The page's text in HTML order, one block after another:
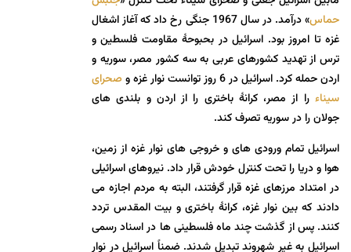
حماس
» درآمد. در سال 1967 جنگی رخ داد که آغاز اشغال
غزه تا امروز بود. اسرائیل در بحبوحۀ مقاومت فلسطین و
ترس از تهدید کشورهای عربی به سه کشور مصر، سوریه و
اردن حمله کرد. اسرائیل در 6 روز توانست نوار غزه و
صحرای
سیناء را از مصر، کرانۀ باختری را از اردن و بلندی های
جولان را در سوریه تصرف کند.
اسرائیل تمام ورودی های و خروجی های نوار غزه از زمین،
هوا و دریا را تحت کنترل خودش قرار داد. نیروهای اسرائیلی
در امتداد مرزهای غزه قرار گرفتند، البته به مردم اجازه می
دادند که بین نوار غزه، کرانۀ باختری و بیت المقدس تردد
کنند. پس از گذشت چند ماه فلسطینی ها در اسناد رسمی
اسرائیل به غیر شهروند تبدیل شدند. ضمناً اسرائیل در نوار